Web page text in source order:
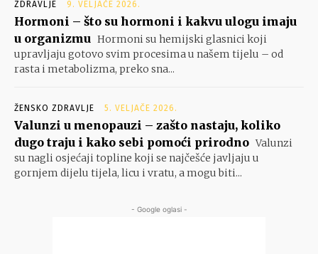
ZDRAVLJE 9. VELJAČE 2026.
Hormoni – što su hormoni i kakvu ulogu imaju
u organizmu Hormoni su hemijski glasnici koji
upravljaju gotovo svim procesima u našem tijelu – od
rasta i metabolizma, preko sna...
ŽENSKO ZDRAVLJE 5. VELJAČE 2026.
Valunzi u menopauzi – zašto nastaju, koliko
dugo traju i kako sebi pomoći prirodno Valunzi
su nagli osjećaji topline koji se najčešće javljaju u
gornjem dijelu tijela, licu i vratu, a mogu biti...
- Google oglasi -